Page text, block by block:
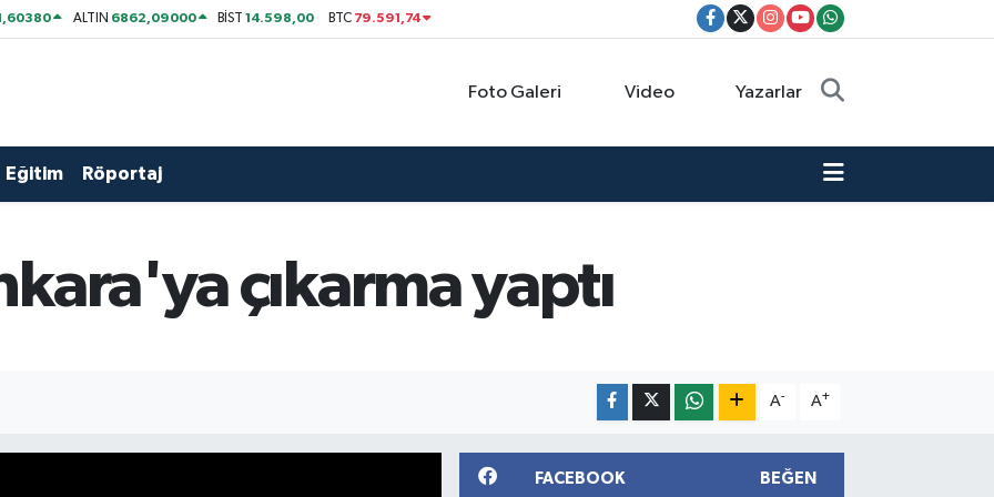
ALTIN 6862,09000 BİST14.598,00 BTC 79.591,74
Foto Galeri Video Yazarlar
Eğitim Röportaj
çıkarma yaptı
A- A+
FACEBOOK BEĞEN